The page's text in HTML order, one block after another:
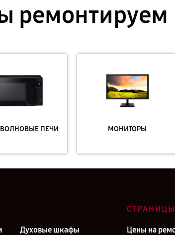
ремонтируем
ПЕЧИ МОНИТОРЫ
Духовые шкафы
СТРАНИЦЫ
Цены на